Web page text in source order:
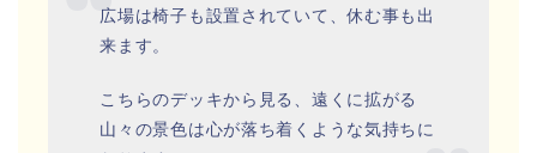
広場は椅子も設置されていて、休む事も出
来ます。
こちらのデッキから見る、遠くに拡がる
山々の景色は心が落ち着くような気持ちに